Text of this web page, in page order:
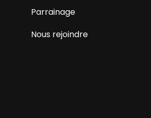
Parrainage
Nous rejoindre